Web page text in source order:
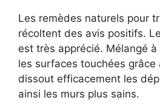
Les remèdes naturels pour
récoltent des avis positifs. Le
est très apprécié. Mélangé à
les surfaces touchées grâce
dissout efficacement les
ainsi les murs plus sains.